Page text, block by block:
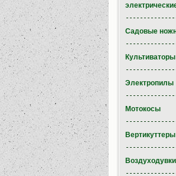
Садовые
Культиваторы
Электропилы
Мотокосы
Вертикуттеры
Воздуходувки